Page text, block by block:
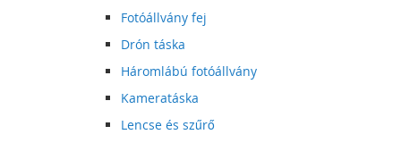
Fotóállvány fej
Drón táska
Háromlábú fotóállvány
Kameratáska
Lencse és szűrő